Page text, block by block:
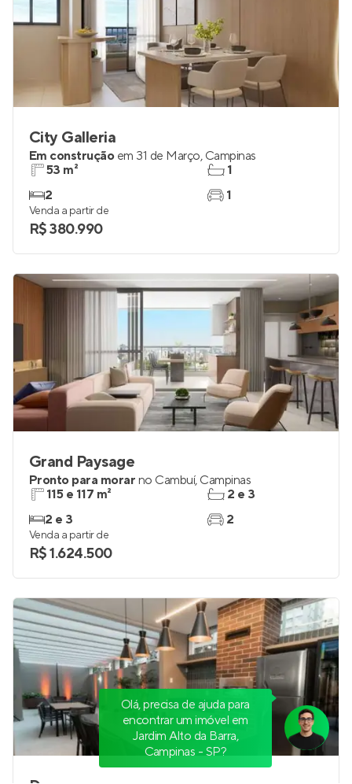
City Galleria
Em construção em 31 de Março, Campinas
53 m²
2
1
1
Venda a partir de
R$ 380.990
Grand Paysage
Pronto para morar no Cambuí, Campinas
115 e 117 m²
2 e 3
2 e 3
2
Venda a partir de
R$ 1.624.500
Olá, precisa de ajuda para
encontrar um imóvel em
Jardim Alto da Barra,
Campinas - SP?